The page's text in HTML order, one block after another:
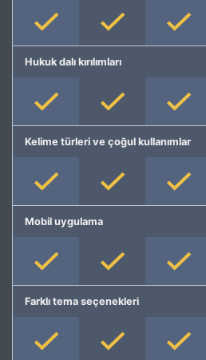
Hukuk dalı kırılımları
Kelime türleri ve çoğul kullanımlar
Mobil uygulama
Farklı tema seçenekleri